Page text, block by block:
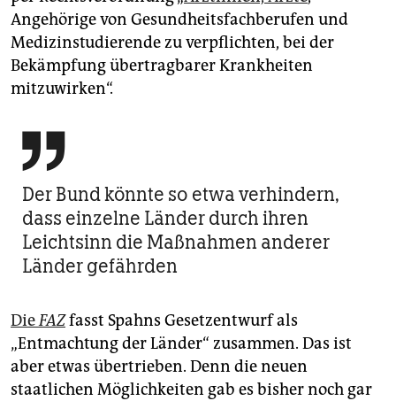
Angehörige von Gesundheitsfachberufen und
Medizinstudierende zu verpflichten, bei der
Bekämpfung übertragbarer Krankheiten
mitzuwirken“.

Der Bund könnte so etwa verhindern,
dass einzelne Länder durch ihren
Leichtsinn die Maßnahmen anderer
Länder gefährden
DieFAZfasst Spahns Gesetzentwurf als
„Entmachtung der Länder“ zusammen. Das ist
aber etwas übertrieben. Denn die neuen
staatlichen Möglichkeiten gab es bisher noch gar